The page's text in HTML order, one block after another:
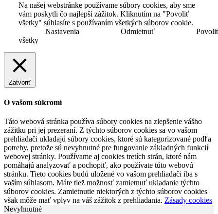
Na našej webstránke používame súbory cookies, aby sme
vám poskytli čo najlepší zážitok. Kliknutím na "Povoliť
všetky" súhlasíte s používaním všetkých súborov cookie.
Nastavenia
Odmietnuť
všetky
Zatvoriť
O vašom súkromí
Táto webová stránka používa súbory cookies na zlepšenie vášho
zážitku pri jej prezeraní. Z týchto súborov cookies sa vo vašom
prehliadači ukladajú súbory cookies, ktoré sú kategorizované podľa
potreby, pretože sú nevyhnutné pre fungovanie základných funkcií
webovej stránky. Používame aj cookies tretích strán, ktoré nám
pomáhajú analyzovať a pochopiť, ako používate túto webovú
stránku. Tieto cookies budú uložené vo vašom prehliadači iba s
vaším súhlasom. Máte tiež možnosť zamietnuť ukladanie týchto
súborov cookies. Zamietnutie niektorých z týchto súborov cookies
však môže mať vplyv na váš zážitok z prehliadania. Zásady cookies
Nevyhnutné